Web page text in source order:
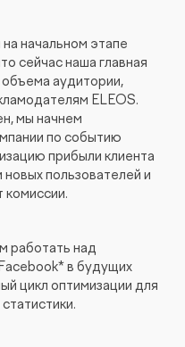
начальном этапе
сейчас наша главная
аудитории,
ELEOS.
мы начнем
по событию
прибыли клиента
новых пользователей и
комиссии.
работать над
в будущих
цикл оптимизации для